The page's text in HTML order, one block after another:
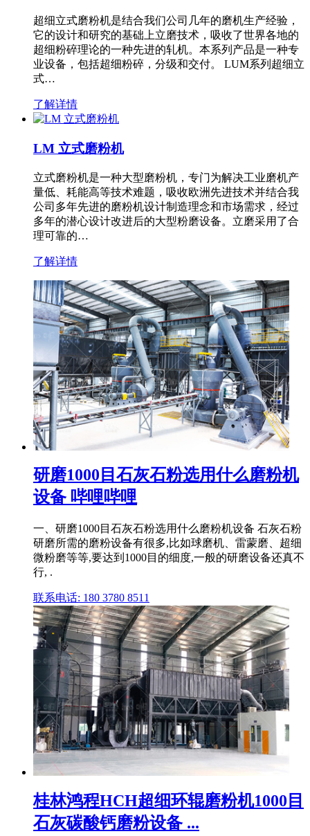
超细立式磨粉机是结合我们公司几年的磨机生产经验，
它的设计和研究的基础上立磨技术，吸收了世界各地的
超细粉碎理论的一种先进的轧机。本系列产品是一种专
业设备，包括超细粉碎，分级和交付。 LUM系列超细立
式…
了解详情
LM 立式磨粉机
立式磨粉机是一种大型磨粉机，专门为解决工业磨机产
量低、耗能高等技术难题，吸收欧洲先进技术并结合我
公司多年先进的磨粉机设计制造理念和市场需求，经过
多年的潜心设计改进后的大型粉磨设备。立磨采用了合
理可靠的…
了解详情
研磨1000目石灰石粉选用什么磨粉机
设备 哔哩哔哩
一、研磨1000目石灰石粉选用什么磨粉机设备 石灰石粉
研磨所需的磨粉设备有很多,比如球磨机、雷蒙磨、超细
微粉磨等等,要达到1000目的细度,一般的研磨设备还真不
行, .
联系电话: 180 3780 8511
桂林鸿程HCH超细环辊磨粉机1000目
石灰碳酸钙磨粉设备 ...